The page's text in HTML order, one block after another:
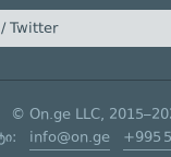
/ Twitter
© On.ge LLC,
info@on.ge +995